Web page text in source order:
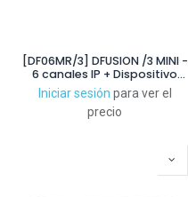
[DF06MR/3] DFUSION /3 MINI -
6 canales IP + Dispositivo
externo, 8 entradas + 6
salidas
Iniciar sesión para ver el
precio